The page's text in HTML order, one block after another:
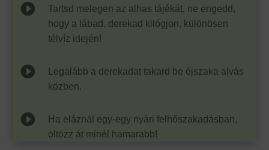

Tartsd melegen az alhas tájékát, ne engedd,
hogy a lábad, derekad kilógjon, különösen
télvíz idején!

Legalább a derekadat takard be éjszaka alvás
közben.

Ha eláznál egy-egy nyári felhőszakadásban,
öltözz át minél hamarabb!